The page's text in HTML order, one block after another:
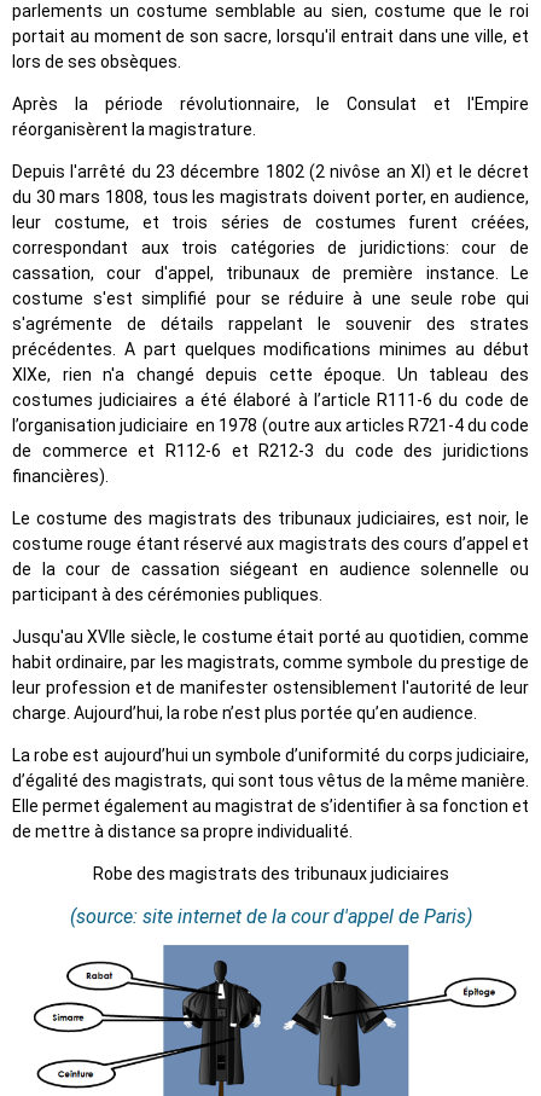
parlements un costume semblable au sien, costume que le roi
portait au moment de son sacre, lorsqu'il entrait dans une ville, et
lors de ses obsèques.
Après la période révolutionnaire, le Consulat et l'Empire
réorganisèrent la magistrature.
Depuis l'arrêté du 23 décembre 1802 (2 nivôse an XI) et le décret
du 30 mars 1808, tous les magistrats doivent porter, en audience,
leur costume, et trois séries de costumes furent créées,
correspondant aux trois catégories de juridictions: cour de
cassation, cour d'appel, tribunaux de première instance. Le
costume s'est simplifié pour se réduire à une seule robe qui
s'agrémente de détails rappelant le souvenir des strates
précédentes. A part quelques modifications minimes au début
XIXe, rien n'a changé depuis cette époque. Un tableau des
costumes judiciaires a été élaboré à l’article R111-6 du code de
l’organisation judiciaire en 1978 (outre aux articles R721-4 du code
de commerce et R112-6 et R212-3 du code des juridictions
financières).
Le costume des magistrats des tribunaux judiciaires, est noir, le
costume rouge étant réservé aux magistrats des cours d’appel et
de la cour de cassation siégeant en audience solennelle ou
participant à des cérémonies publiques.
Jusqu'au XVIIe siècle, le costume était porté au quotidien, comme
habit ordinaire, par les magistrats, comme symbole du prestige de
leur profession et de manifester ostensiblement l'autorité de leur
charge. Aujourd’hui, la robe n’est plus portée qu’en audience.
La robe est aujourd’hui un symbole d’uniformité du corps judiciaire,
d’égalité des magistrats, qui sont tous vêtus de la même manière.
Elle permet également au magistrat de s’identifier à sa fonction et
de mettre à distance sa propre individualité.
Robe des magistrats des tribunaux judiciaires
(source: site internet de la cour d'appel de Paris)